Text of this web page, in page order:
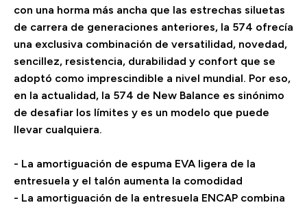
con una horma más ancha que las estrechas siluetas
de carrera de generaciones anteriores, la 574 ofrecía
una exclusiva combinación de versatilidad, novedad,
sencillez, resistencia, durabilidad y confort que se
adoptó como imprescindible a nivel mundial. Por eso,
en la actualidad, la 574 de New Balance es sinónimo
de desafiar los límites y es un modelo que puede
llevar cualquiera.
- La amortiguación de espuma EVA ligera de la
entresuela y el talón aumenta la comodidad
- La amortiguación de la entresuela ENCAP combina